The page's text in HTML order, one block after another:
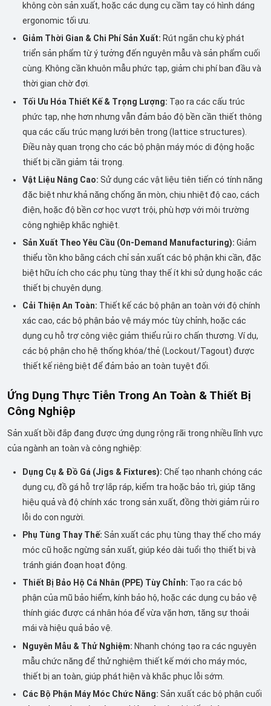
không còn sản xuất, hoặc các dụng cụ cầm tay có hình dáng
ergonomic tối ưu.
Giảm Thời Gian & Chi Phí Sản Xuất: Rút ngắn chu kỳ phát
triển sản phẩm từ ý tưởng đến nguyên mẫu và sản phẩm cuối
cùng. Không cần khuôn mẫu phức tạp, giảm chi phí ban đầu và
thời gian chờ đợi.
Tối Ưu Hóa Thiết Kế & Trọng Lượng: Tạo ra các cấu trúc
phức tạp, nhẹ hơn nhưng vẫn đảm bảo độ bền cần thiết thông
qua các cấu trúc mạng lưới bên trong (lattice structures).
Điều này quan trọng cho các bộ phận máy móc di động hoặc
thiết bị cần giảm tải trọng.
Vật Liệu Nâng Cao: Sử dụng các vật liệu tiên tiến có tính năng
đặc biệt như khả năng chống ăn mòn, chịu nhiệt độ cao, cách
điện, hoặc độ bền cơ học vượt trội, phù hợp với môi trường
công nghiệp khắc nghiệt.
Sản Xuất Theo Yêu Cầu (On-Demand Manufacturing): Giảm
thiểu tồn kho bằng cách chỉ sản xuất các bộ phận khi cần, đặc
biệt hữu ích cho các phụ tùng thay thế ít khi sử dụng hoặc các
thiết bị chuyên dụng.
Cải Thiện An Toàn: Thiết kế các bộ phận an toàn với độ chính
xác cao, các bộ phận bảo vệ máy móc tùy chỉnh, hoặc các
dụng cụ hỗ trợ công việc giảm thiểu rủi ro chấn thương. Ví dụ,
các bộ phận cho hệ thống khóa/thẻ (Lockout/Tagout) được
thiết kế riêng biệt để đảm bảo an toàn tuyệt đối.
Ứng Dụng Thực Tiễn Trong An Toàn & Thiết Bị
Công Nghiệp
Sản xuất bồi đắp đang được ứng dụng rộng rãi trong nhiều lĩnh vực
của ngành an toàn và công nghiệp:
Dụng Cụ & Đồ Gá (Jigs & Fixtures): Chế tạo nhanh chóng các
dụng cụ, đồ gá hỗ trợ lắp ráp, kiểm tra hoặc bảo trì, giúp tăng
hiệu quả và độ chính xác trong sản xuất, đồng thời giảm rủi ro
lỗi do con người.
Phụ Tùng Thay Thế: Sản xuất các phụ tùng thay thế cho máy
móc cũ hoặc ngừng sản xuất, giúp kéo dài tuổi thọ thiết bị và
tránh gián đoạn hoạt động.
Thiết Bị Bảo Hộ Cá Nhân (PPE) Tùy Chỉnh: Tạo ra các bộ
phận của mũ bảo hiểm, kính bảo hộ, hoặc các dụng cụ bảo vệ
thính giác được cá nhân hóa để vừa vặn hơn, tăng sự thoải
mái và hiệu quả bảo vệ.
Nguyên Mẫu & Thử Nghiệm: Nhanh chóng tạo ra các nguyên
mẫu chức năng để thử nghiệm thiết kế mới cho máy móc,
thiết bị an toàn, giúp phát hiện và khắc phục lỗi sớm.
Các Bộ Phận Máy Móc Chức Năng: Sản xuất các bộ phận cuối